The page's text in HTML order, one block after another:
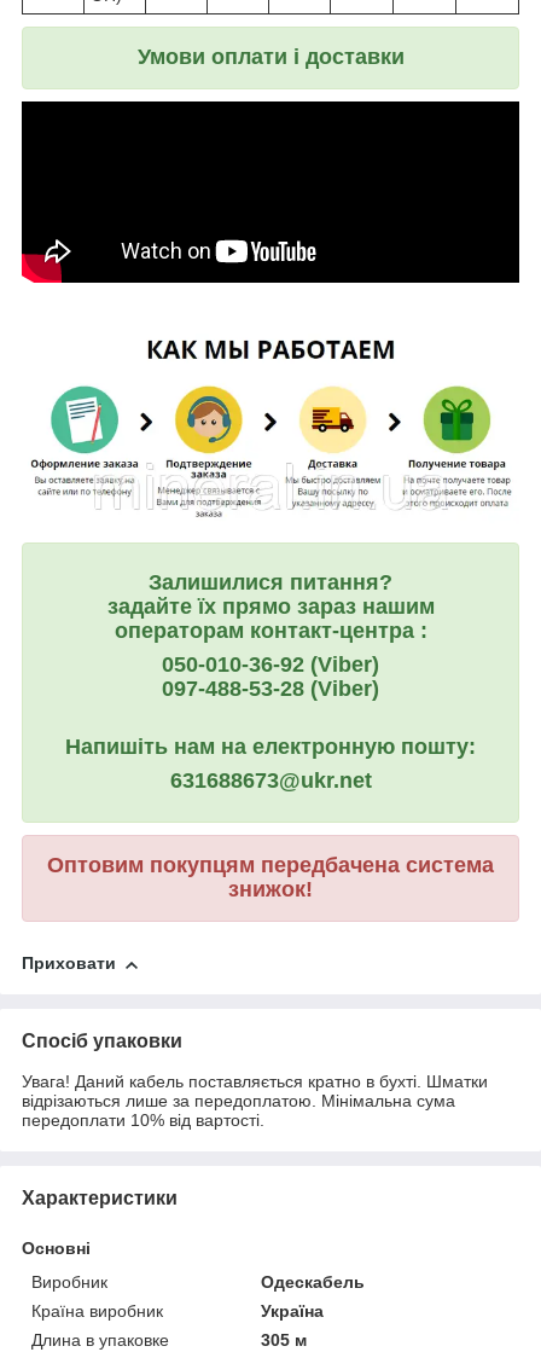
Умови оплати і доставки
Залишилися питання?
задайте їх прямо зараз нашим
операторам контакт-центра :
050-010-36-92 (Viber)
097-488-53-28 (Viber)
Напишіть нам на електронную пошту:
631688673@ukr.net
Оптовим покупцям передбачена система
знижок!
Приховати
Спосіб упаковки
Увага! Даний кабель поставляється кратно в бухті. Шматки
відрізаються лише за передоплатою. Мінімальна сума
передоплати 10% від вартості.
Характеристики
Основні
Виробник
Одескабель
Країна виробник
Україна
Длина в упаковке
305 м